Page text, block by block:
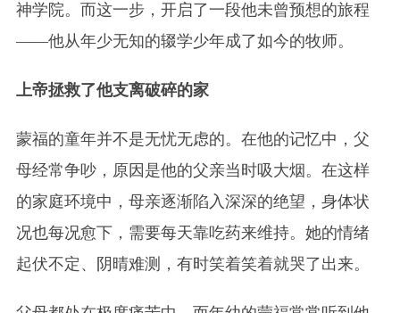
神学院。而这一步，开启了一段他未曾预想的旅程
——他从年少无知的辍学少年成了如今的牧师。
上帝拯救了他支离破碎的家
蒙福的童年并不是无忧无虑的。在他的记忆中，父
母经常争吵，原因是他的父亲当时吸大烟。在这样
的家庭环境中，母亲逐渐陷入深深的绝望，身体状
况也每况愈下，需要每天靠吃药来维持。她的情绪
起伏不定、阴晴难测，有时笑着笑着就哭了出来。